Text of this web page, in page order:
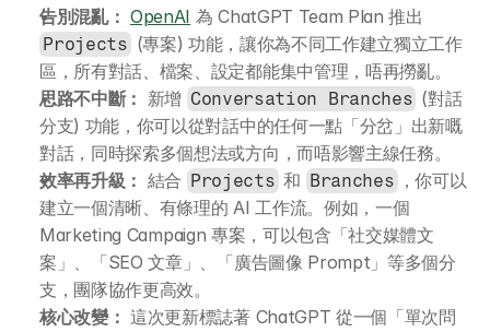
告別混亂： OpenAI
Projects (專案) 功能，讓你為不同工作建立獨立工作
區，所有對話、檔案、設定都能集中管理，唔再撈亂。
思路不中斷： 新增 Conversation Branches (對話
分支) 功能，你可以從對話中的任何一點「分岔」出新嘅
對話，同時探索多個想法或方向，而唔影響主線任務。
效率再升級： 結合 Projects 和 Branches ，你可以
建立一個清晰、有條理的 AI 工作流。例如，一個
Marketing Campaign 專案，可以包含「社交媒體文
案」、「SEO 文章」、「廣告圖像 Prompt」等多個分
支，團隊協作更高效。
核心改變： 這次更新標誌著 ChatGPT 從一個「單次問